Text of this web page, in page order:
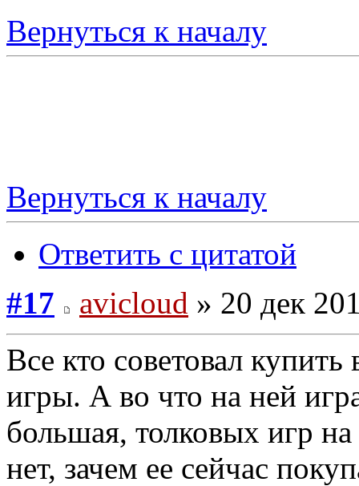
Вернуться к началу
Вернуться к началу
Ответить с цитатой
#17
avicloud » 20 дек
Все кто советовал
игры. А во что на ней
большая, толковых игр
нет, зачем ее сейчас